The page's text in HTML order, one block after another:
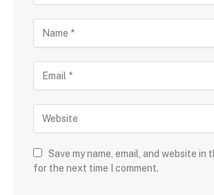
Save my name, email, and website in
for the next time I comment.